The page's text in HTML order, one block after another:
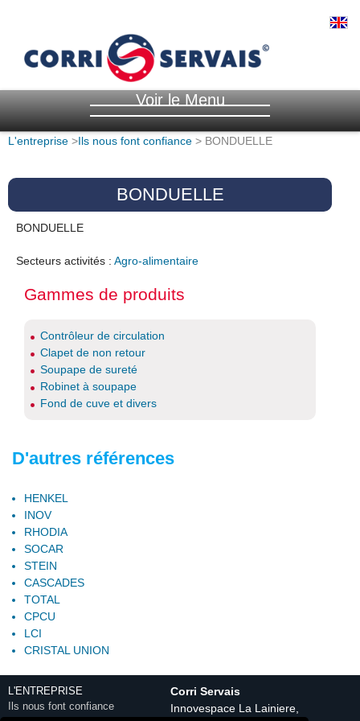
Voir le Menu
L'entreprise >Ils nous font confiance > BONDUELLE
BONDUELLE
BONDUELLE
Secteurs activités : Agro-alimentaire
Gammes de produits
Contrôleur de circulation
Clapet de non retour
Soupape de sureté
Robinet à soupape
Fond de cuve et divers
D'autres références
HENKEL
INOV
RHODIA
SOCAR
STEIN
CASCADES
TOTAL
CPCU
LCI
CRISTAL UNION
L'ENTREPRISE
Ils nous font confiance
Corri Servais
Innovespace La Lainiere,